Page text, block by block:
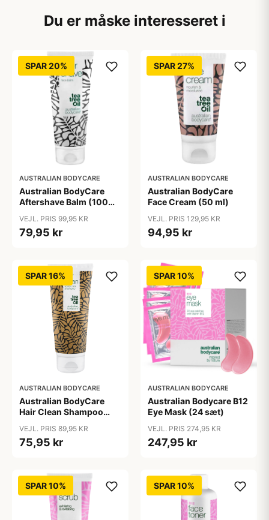
Du er måske interesseret i
SPAR 20%
AUSTRALIAN BODYCARE
Australian BodyCare
Aftershave Balm (100
VEJL. PRIS 99,95 KR
79,95 kr
SPAR 27%
AUSTRALIAN BODYCARE
Australian BodyCare
Face Cream (50 ml)
VEJL. PRIS 129,95 KR
94,95 kr
SPAR 16%
AUSTRALIAN BODYCARE
Australian BodyCare
Hair Clean Shampoo
VEJL. PRIS 89,95 KR
75,95 kr
SPAR 10%
AUSTRALIAN BODYCARE
Australian Bodycare B12
Eye Mask (24 sæt)
VEJL. PRIS 274,95 KR
247,95 kr
SPAR 10% SPAR 10%